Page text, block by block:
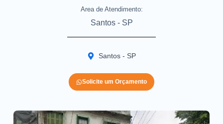
Area de Atendimento:
Santos - SP
Santos - SP
Solicite um Orçamento